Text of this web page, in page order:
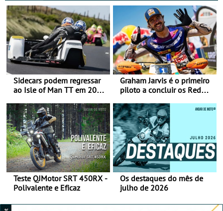
Sidecars podem regressar
ao Isle of Man TT em 2027
Graham Jarvis é o primeiro
piloto a concluir os Red
moto elétrica
Teste QJMotor SRT 450RX -
Polivalente e Eficaz
Os destaques do mês de
julho de 2026